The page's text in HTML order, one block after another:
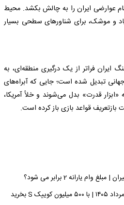
عوارضی ایران را به چالش بکشد. محیط
و موشک، برای شناورهای سطحی بسیار
ایران فراتر از یک درگیری منطقه‌ای، به
تبدیل شده است؛ جایی که آبراه‌های
قدرت» بدل می‌شوند و خلأ آمریکا،
بازتعریف قواعد بازی باز کرده است.
وام یارانه 2 برابر می شود؟